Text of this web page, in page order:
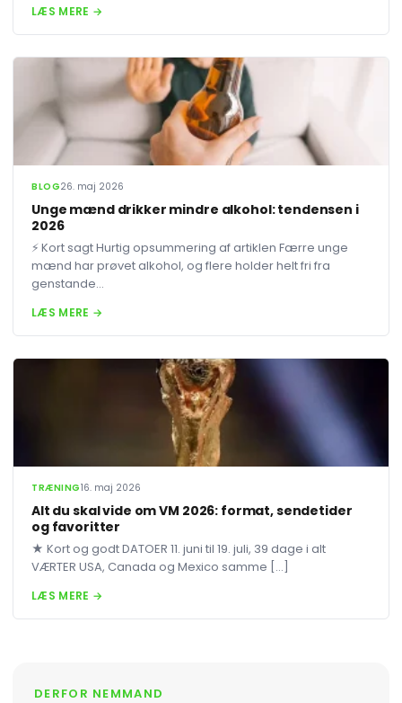
LÆS MERE →
BLOG26. maj 2026
Unge mænd drikker mindre alkohol: tendensen i
2026
⚡ Kort sagt Hurtig opsummering af artiklen Færre unge
mænd har prøvet alkohol, og flere holder helt fri fra
genstande...
LÆS MERE →
TRÆNING16. maj 2026
Alt du skal vide om VM 2026: format, sendetider
og favoritter
★ Kort og godt DATOER 11. juni til 19. juli, 39 dage i alt
VÆRTER USA, Canada og Mexico samme […]
LÆS MERE →
DERFOR NEMMAND